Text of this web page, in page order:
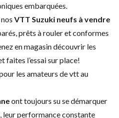
embarquées.
VTT Suzuki neufs à vendre
prêts à rouler et conformes
en magasin découvrir les
faites l’essai sur place!
les amateurs de vtt au
ont toujours su se démarquer
performance constante